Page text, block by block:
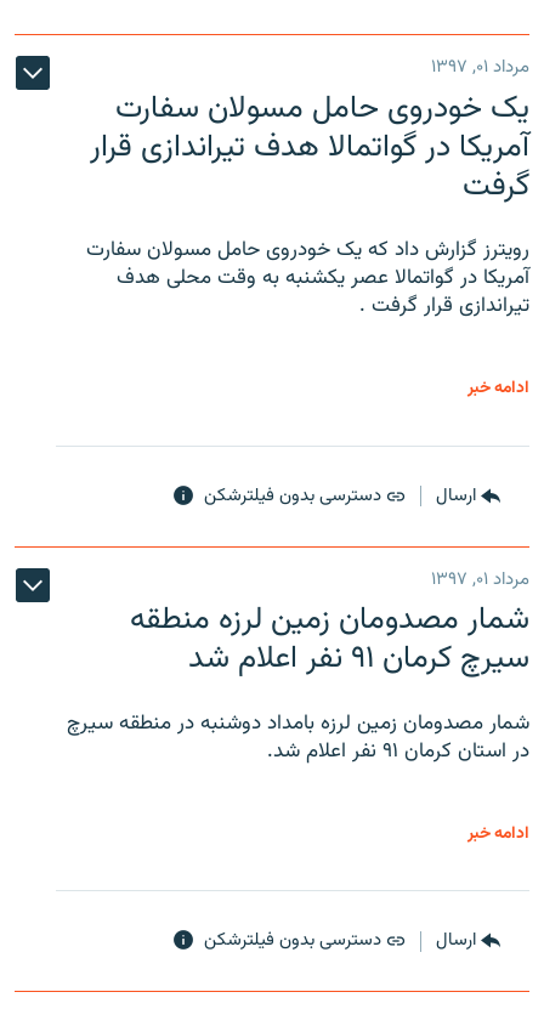
مرداد ۰۱, ۱۳۹۷
یک خودروی حامل مسولان سفارت
آمریکا در گواتمالا هدف تیراندازی قرار
گرفت
رویترز گزارش داد که یک خودروی حامل مسولان سفارت
آمریکا در گواتمالا عصر یکشنبه به وقت محلی هدف
تیراندازی قرار گرفت .
ادامه خبر
ارسال دسترسی بدون فیلترشکن
مرداد ۰۱, ۱۳۹۷
شمار مصدومان زمین لرزه منطقه
سیرچ کرمان ۹۱ نفر اعلام شد
شمار مصدومان زمین لرزه بامداد دوشنبه در منطقه سیرچ
در استان کرمان ۹۱ نفر اعلام شد.
ادامه خبر
ارسال دسترسی بدون فیلترشکن